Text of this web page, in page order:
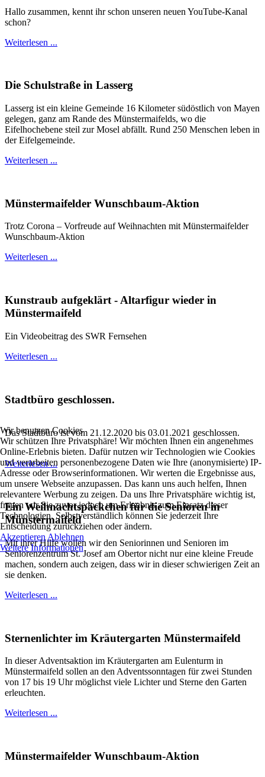
Hallo zusammen, kennt ihr schon unseren neuen YouTube-Kanal
schon?
Weiterlesen ...
Die Schulstraße in Lasserg
Lasserg ist ein kleine Gemeinde 16 Kilometer südöstlich von Mayen
gelegen, ganz am Rande des Münstermaifelds, wo die
Eifelhochebene steil zur Mosel abfällt. Rund 250 Menschen leben in
der Eifelgemeinde.
Weiterlesen ...
Münstermaifelder Wunschbaum-Aktion
Trotz Corona – Vorfreude auf Weihnachten mit Münstermaifelder
Wunschbaum-Aktion
Weiterlesen ...
Kunstraub aufgeklärt - Altarfigur wieder in
Münstermaifeld
Ein Videobeitrag des SWR Fernsehen
Weiterlesen ...
Stadtbüro geschlossen.
Das Stadtbüro ist vom 21.12.2020 bis 03.01.2021 geschlossen.
Weiterlesen ...
Ein Weihnachtspäckchen für die Senioren in
Münstermaifeld
Mit ihrer Hilfe wollen wir den Seniorinnen und Senioren im
Seniorenzentrum St. Josef am Obertor nicht nur eine kleine Freude
machen, sondern auch zeigen, dass wir in dieser schwierigen Zeit an
sie denken.
Weiterlesen ...
Sternenlichter im Kräutergarten Münstermaifeld
In dieser Adventsaktion im Kräutergarten am Eulenturm in
Münstermaifeld sollen an den Adventssonntagen für zwei Stunden
von 17 bis 19 Uhr möglichst viele Lichter und Sterne den Garten
erleuchten.
Weiterlesen ...
Münstermaifelder Wunschbaum-Aktion
Wir benutzen Cookies
Wir schützen Ihre Privatsphäre! Wir möchten Ihnen ein angenehmes
Online-Erlebnis bieten. Dafür nutzen wir Technologien wie Cookies
und verarbeiten personenbezogene Daten wie Ihre (anonymisierte) IP-
Adresse oder Browserinformationen. Wir werten die Ergebnisse aus,
um unsere Webseite anzupassen. Das kann uns auch helfen, Ihnen
relevantere Werbung zu zeigen. Da uns Ihre Privatsphäre wichtig ist,
fragen wir Sie zuvor jedoch um Erlaubnis zum Einsatz dieser
Technologien. Selbstverständlich können Sie jederzeit Ihre
Entscheidung zurückziehen oder ändern.
Akzeptieren Ablehnen
Weitere Informationen